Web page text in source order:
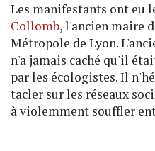
Les manifestants ont eu
Collomb, l'ancien maire
Métropole de Lyon.
n'a jamais caché qu'il
par les écologistes. Il
tacler sur les réseaux
à violemment souffler